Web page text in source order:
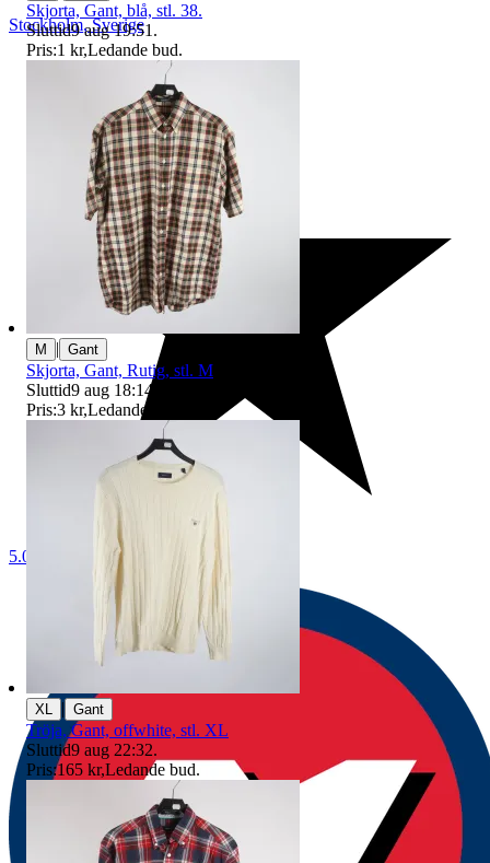
Stockholm,Sverige
5.0
Skjorta, Gant, blå, stl. 38.
Sluttid9 aug 19:51 .
Pris:1 kr,Ledande bud.
M | Gant
Skjorta, Gant, Rutig, stl. M
Sluttid9 aug 18:14
Pris:3 kr,Ledande bud
XL | Gant
Tröja, Gant, offwhite, stl. XL
Sluttid9 aug 22:32.
Pris:165 kr,Ledande bud.